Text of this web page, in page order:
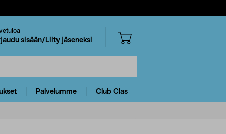
sisään/Liity jäseneksi
Palvelumme Club Clas